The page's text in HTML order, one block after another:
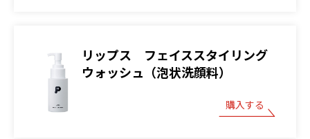
リップス フェイススタイリング
ウォッシュ（泡状洗顔料）
購入する